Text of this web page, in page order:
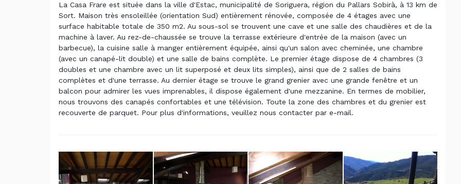
La Casa Frare est située dans la ville d'Estac, municipalité de Soriguera, région du Pallars Sobirà, à 13 km de
Sort. Maison très ensoleillée (orientation Sud) entièrement rénovée, composée de 4 étages avec une
surface habitable totale de 350 m2. Au sous-sol se trouvent une cave et une salle des chaudières et de la
machine à laver. Au rez-de-chaussée se trouve la terrasse extérieure d'entrée de la maison (avec un
barbecue), la cuisine salle à manger entièrement équipée, ainsi qu'un salon avec cheminée, une chambre
(avec un canapé-lit double) et une salle de bains complète. Le premier étage dispose de 4 chambres (3
doubles et une chambre avec un lit superposé et deux lits simples), ainsi que de 2 salles de bains
complètes et d'une terrasse. Au dernier étage se trouve le grand grenier avec une grande fenêtre et un
balcon pour admirer les vues imprenables, il dispose également d'une mezzanine. En termes de mobilier,
nous trouvons des canapés confortables et une télévision. Toute la zone des chambres et du grenier est
recouverte de parquet. Pour plus d'informations, veuillez nous contacter par e-mail.